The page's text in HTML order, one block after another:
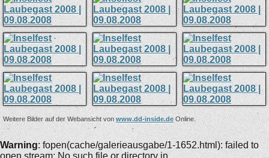
Weitere Bilder auf der Webansicht vonwww.dd-inside.de Online.
Warning: fopen(cache/galerieausgabe/1-1652.html): failed to
open stream: No such file or directory in